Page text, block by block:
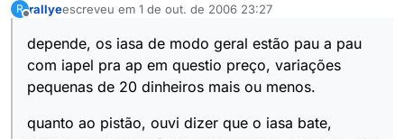
R rallyeescreveu em 1 de out. de 2006 23:27
última edição por
depende, os iasa de modo geral estão pau a pau
com iapel pra ap em questio preço, variações
pequenas de 20 dinheiros mais ou menos.
quanto ao pistão, ouvi dizer que o iasa bate,